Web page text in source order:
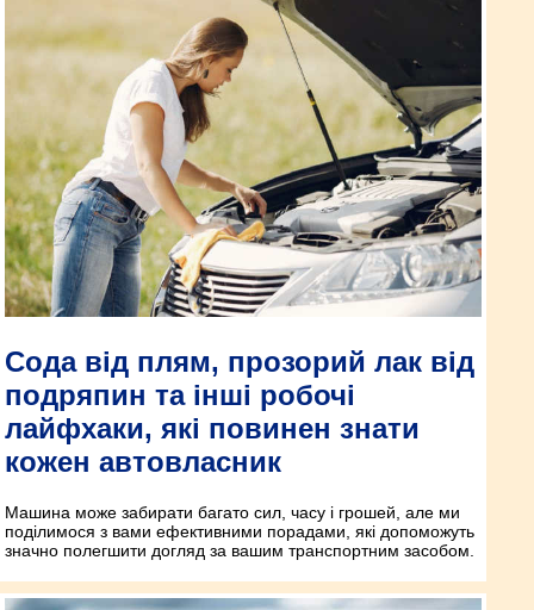
Сода від плям, прозорий лак від
подряпин та інші робочі
лайфхаки, які повинен знати
кожен автовласник
Машина може забирати багато сил, часу і грошей, але ми
поділимося з вами ефективними порадами, які допоможуть
значно полегшити догляд за вашим транспортним засобом.